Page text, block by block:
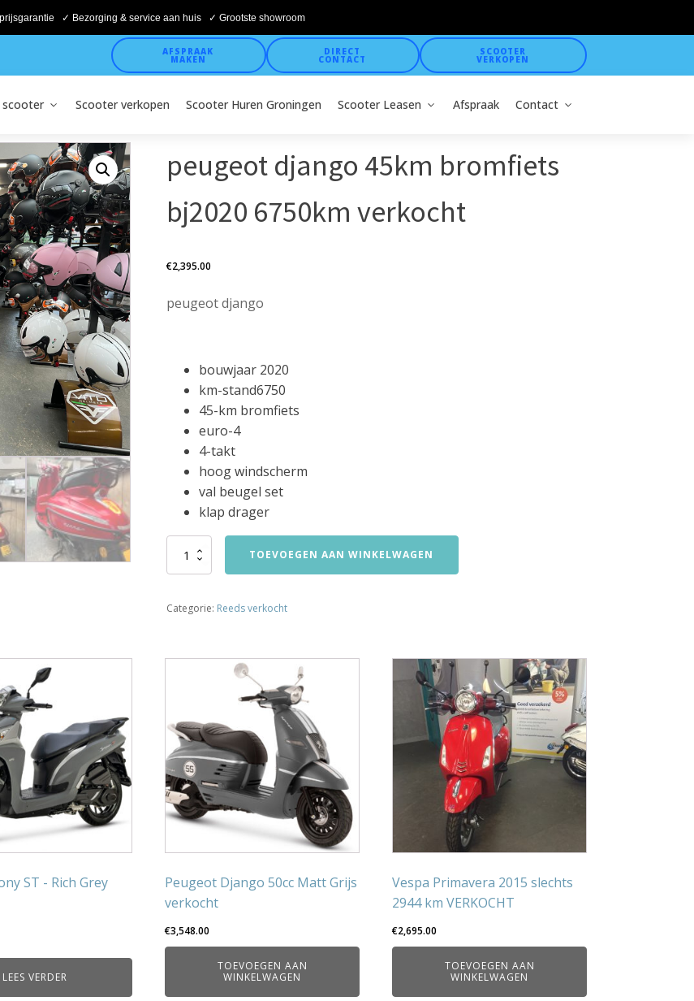
✓ Bezorging & service aan huis ✓ Grootste showroom
AFSPRAAK
MAKEN
DIRECT
CONTACT
SCOOTER
VERKOPEN
scooter Scooter verkopen Scooter Huren Groningen Scooter Leasen Afspraak Contact
peugeot django 45km bromfiets
bj2020 6750km verkocht
€2,395.00
peugeot django
bouwjaar 2020
km-stand6750
45-km bromfiets
euro-4
4-takt
hoog windscherm
val beugel set
klap drager
peugeot
bj2020
aantal
TOEVOEGEN AAN WINKELWAGEN
Categorie: Reeds verkocht
ST - Rich Grey
LEES VERDER
Peugeot Django 50cc Matt Grijs
verkocht
€3,548.00
TOEVOEGEN AAN
WINKELWAGEN
Vespa Primavera 2015 slechts
2944 km VERKOCHT
€2,695.00
TOEVOEGEN AAN
WINKELWAGEN